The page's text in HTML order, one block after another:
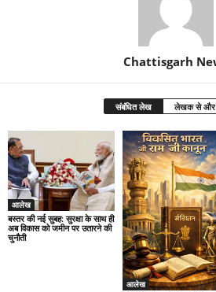
Chattisgarh
संबंधित लेख लेखक से और
आलेख
बस्तर की नई सुबह: सुरक्षा के साथ ही
अब विकास को जमीन पर उतारने की
चुनौती
आलेख